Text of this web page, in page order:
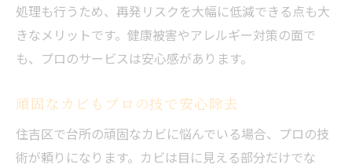
処理も行うため、再発リスクを大幅に低減できる点も大
きなメリットです。健康被害やアレルギー対策の面で
も、プロのサービスは安心感があります。
頑固なカビもプロの技で安心除去
住吉区で台所の頑固なカビに悩んでいる場合、プロの技
術が頼りになります。カビは目に見える部分だけでな